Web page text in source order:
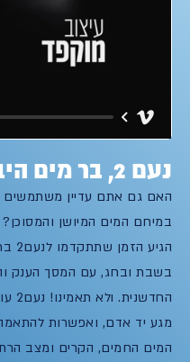
נעם 2, בר מים היברידי!
האם גם אתם עדיין
במיחם המים המיושן והמסוכן?
בשבת ובחג, עם המסך הענק
מגע יד אדם, ואפשרות
המים החמים, הקרים ומצב